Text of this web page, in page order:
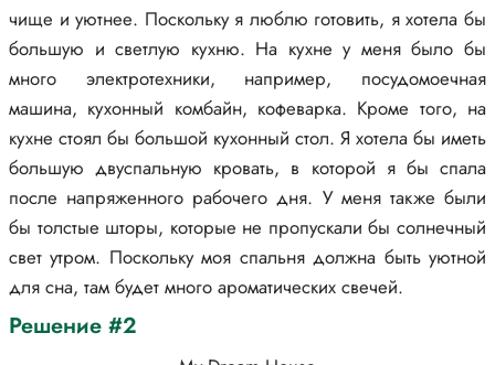
чище и уютнее. Поскольку я люблю готовить, я хотела бы
большую и светлую кухню. На кухне у меня было бы
много электротехники, например, посудомоечная
машина, кухонный комбайн, кофеварка. Кроме того, на
кухне стоял бы большой кухонный стол. Я хотела бы иметь
большую двуспальную кровать, в которой я бы спала
после напряженного рабочего дня. У меня также были
бы толстые шторы, которые не пропускали бы солнечный
свет утром. Поскольку моя спальня должна быть уютной
для сна, там будет много ароматических свечей.
Решение #2